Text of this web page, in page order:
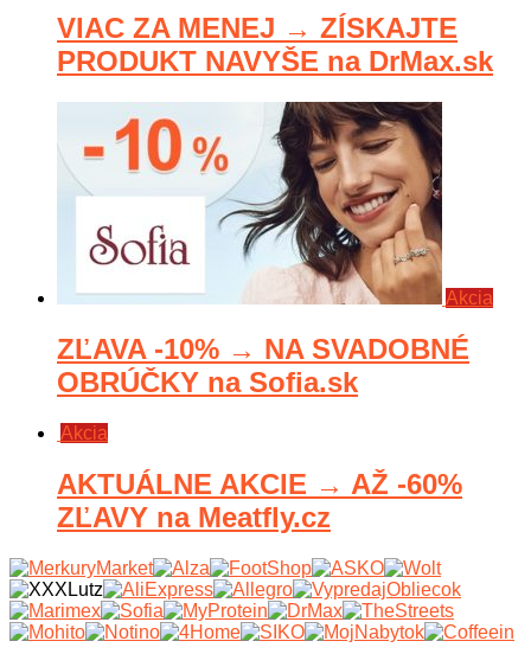
VIAC ZA MENEJ → ZÍSKAJTE
PRODUKT NAVYŠE na DrMax.sk
Akcia
ZĽAVA -10% → NA SVADOBNÉ
OBRÚČKY na Sofia.sk
Akcia
AKTUÁLNE AKCIE → AŽ -60%
ZĽAVY na Meatfly.cz